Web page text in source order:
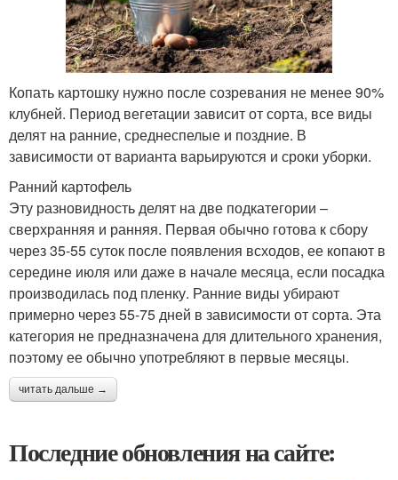
Копать картошку нужно после созревания не менее 90%
клубней. Период вегетации зависит от сорта, все виды
делят на ранние, среднеспелые и поздние. В
зависимости от варианта варьируются и сроки уборки.
Ранний картофель
Эту разновидность делят на две подкатегории –
сверхранняя и ранняя. Первая обычно готова к сбору
через 35-55 суток после появления всходов, ее копают в
середине июля или даже в начале месяца, если посадка
производилась под пленку. Ранние виды убирают
примерно через 55-75 дней в зависимости от сорта. Эта
категория не предназначена для длительного хранения,
поэтому ее обычно употребляют в первые месяцы.
читать дальше →
Последние обновления на сайте: